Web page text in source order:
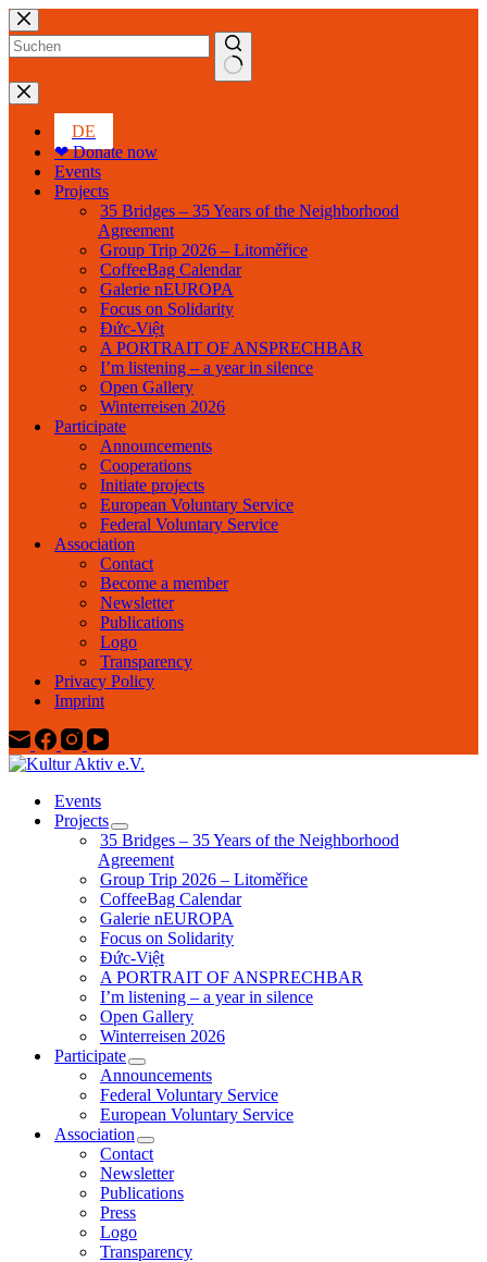
Skip
to
content
No
results
DE
❤ Donate now
Events
Projects
35 Bridges – 35 Years of the Neighborhood
Agreement
Group Trip 2026 – Litoměřice
CoffeeBag Calendar
Galerie nEUROPA
Focus on Solidarity
Đức-Việt
A PORTRAIT OF ANSPRECHBAR
I’m listening – a year in silence
Open Gallery
Winterreisen 2026
Participate
Announcements
Cooperations
Initiate projects
European Voluntary Service
Federal Voluntary Service
Association
Contact
Become a member
Newsletter
Publications
Logo
Transparency
Privacy Policy
Imprint
Events
Projects
35 Bridges – 35 Years of the Neighborhood
Agreement
Group Trip 2026 – Litoměřice
CoffeeBag Calendar
Galerie nEUROPA
Focus on Solidarity
Đức-Việt
A PORTRAIT OF ANSPRECHBAR
I’m listening – a year in silence
Open Gallery
Winterreisen 2026
Participate
Announcements
Federal Voluntary Service
European Voluntary Service
Association
Contact
Newsletter
Publications
Press
Logo
Transparency